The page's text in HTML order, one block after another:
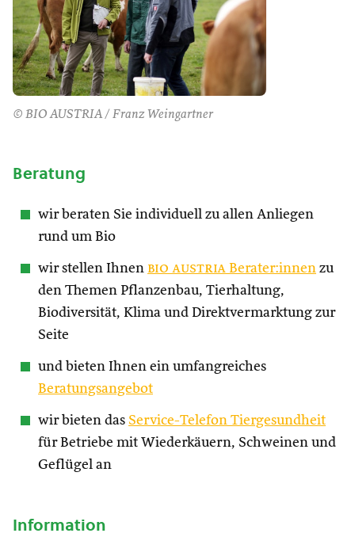
© BIO AUSTRIA / Franz Weingartner
Beratung
wir beraten Sie individuell zu allen Anliegen
rund um Bio
wir stellen Ihnen bio austria Berater:innen zu
den Themen Pflanzenbau, Tierhaltung,
Biodiversität, Klima und Direktvermarktung zur
Seite
und bieten Ihnen ein umfangreiches
Beratungsangebot
wir bieten das Service-Telefon Tiergesundheit
für Betriebe mit Wiederkäuern, Schweinen und
Geflügel an
Information